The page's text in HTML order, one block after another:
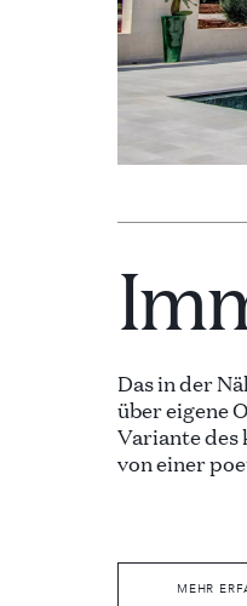
Das in der
über eigene
Variante des
von einer
MEHR